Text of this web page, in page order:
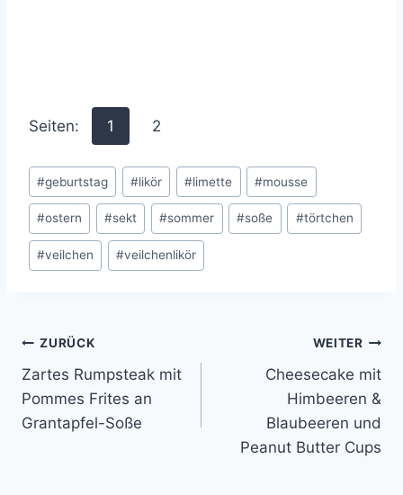
Seiten: 1 2
Schlagworte:
#geburtstag #likör #limette #mousse
#ostern #sekt #sommer #soße #törtchen
#veilchen #veilchenlikör
Beitragsnavigation
ZURÜCK
Zartes Rumpsteak mit
Pommes Frites an
Grantapfel-Soße
WEITER
Cheesecake mit
Himbeeren &
Blaubeeren und
Peanut Butter Cups